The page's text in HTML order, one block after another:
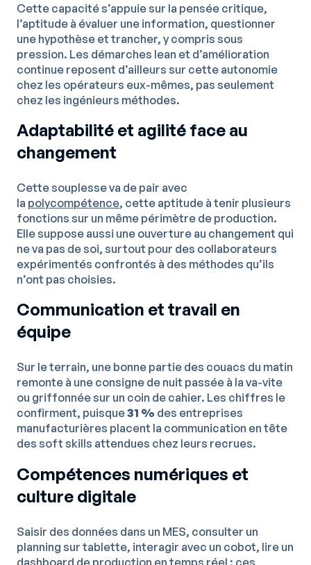
Cette capacité s’appuie sur la pensée critique,
l’aptitude à évaluer une information, questionner
une hypothèse et trancher, y compris sous
pression. Les démarches lean et d’amélioration
continue reposent d’ailleurs sur cette autonomie
chez les opérateurs eux-mêmes, pas seulement
chez les ingénieurs méthodes.
Adaptabilité et agilité face au
changement
Cette souplesse va de pair avec
la polycompétence, cette aptitude à tenir plusieurs
fonctions sur un même périmètre de production.
Elle suppose aussi une ouverture au changement qui
ne va pas de soi, surtout pour des collaborateurs
expérimentés confrontés à des méthodes qu’ils
n’ont pas choisies.
Communication et travail en
équipe
Sur le terrain, une bonne partie des couacs du matin
remonte à une consigne de nuit passée à la va-vite
ou griffonnée sur un coin de cahier. Les chiffres le
confirment, puisque31 % des entreprises
manufacturières placent la communication en tête
des soft skills attendues chez leurs recrues.
Compétences numériques et
culture digitale
Saisir des données dans un MES, consulter un
planning sur tablette, interagir avec un cobot, lire un
dashboard de production en temps réel : ces